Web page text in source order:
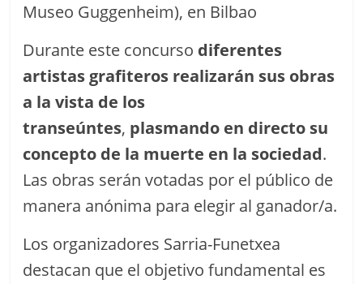
Museo Guggenheim), en Bilbao
Durante este concurso diferentes
artistas grafiteros realizarán sus obras
a la vista de los
transeúntes, plasmando en directo su
concepto de la muerte en la sociedad.
Las obras serán votadas por el público de
manera anónima para elegir al ganador/a.
Los organizadores Sarria-Funetxea
destacan que el objetivo fundamental es